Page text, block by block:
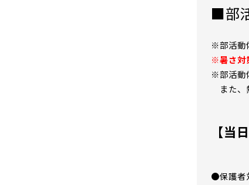
■部
※部活動
※暑さ対
※部活動
また、
【当
●保護者